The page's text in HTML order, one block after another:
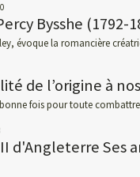
Bysshe (1792-
évoque la romancière
de l’origine à
fois pour toute
II d'Angleterre Ses